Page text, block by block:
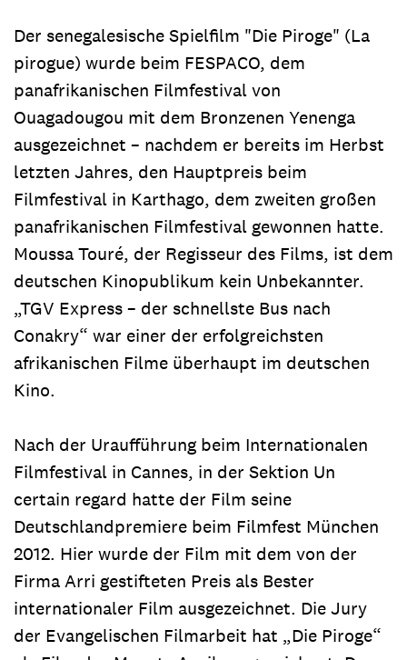
Der senegalesische Spielfilm "Die Piroge" (La
pirogue) wurde beim FESPACO, dem
panafrikanischen Filmfestival von
Ouagadougou mit dem Bronzenen Yenenga
ausgezeichnet – nachdem er bereits im Herbst
letzten Jahres, den Hauptpreis beim
Filmfestival in Karthago, dem zweiten großen
panafrikanischen Filmfestival gewonnen hatte.
Moussa Touré, der Regisseur des Films, ist dem
deutschen Kinopublikum kein Unbekannter.
„TGV Express – der schnellste Bus nach
Conakry“ war einer der erfolgreichsten
afrikanischen Filme überhaupt im deutschen
Kino.
Nach der Uraufführung beim Internationalen
Filmfestival in Cannes, in der Sektion Un
certain regard hatte der Film seine
Deutschlandpremiere beim Filmfest München
2012. Hier wurde der Film mit dem von der
Firma Arri gestifteten Preis als Bester
internationaler Film ausgezeichnet. Die Jury
der Evangelischen Filmarbeit hat „Die Piroge“